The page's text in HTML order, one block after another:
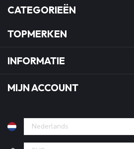
CATEGORIEËN
TOPMERKEN
INFORMATIE
MIJN ACCOUNT